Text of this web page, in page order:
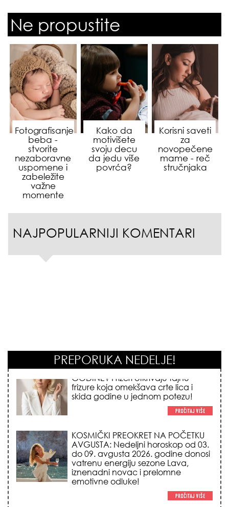
Ne propustite
Fotografisanje
beba -
stvorite
nezaboravne
uspomene i
zabeležite
važne
momente
Kako da
motivišete
svoju decu
da jedu više
povrća?
Korisni saveti
za
novopečene
mame - reč
stručnjaka
NAJPOPULARNIJI KOMENTARI
PREPORUKA NEDELJE!
KOSMIČKI PREOKRET NA POČETKU
AVGUSTA: Nedeljni horoskop od 03.
do 09. avgusta 2026. godine donosi
vatrenu energiju sezone Lava,
iznenadni novac i prelomne
emotivne odluke!
NEMA VIŠE IZGOVORA ZA
DOSADNO KUPATILO: 5 pristupačnih
detalja iz JYSK-a koji trenutno
pretvaraju vaš prostor u luksuzni spa